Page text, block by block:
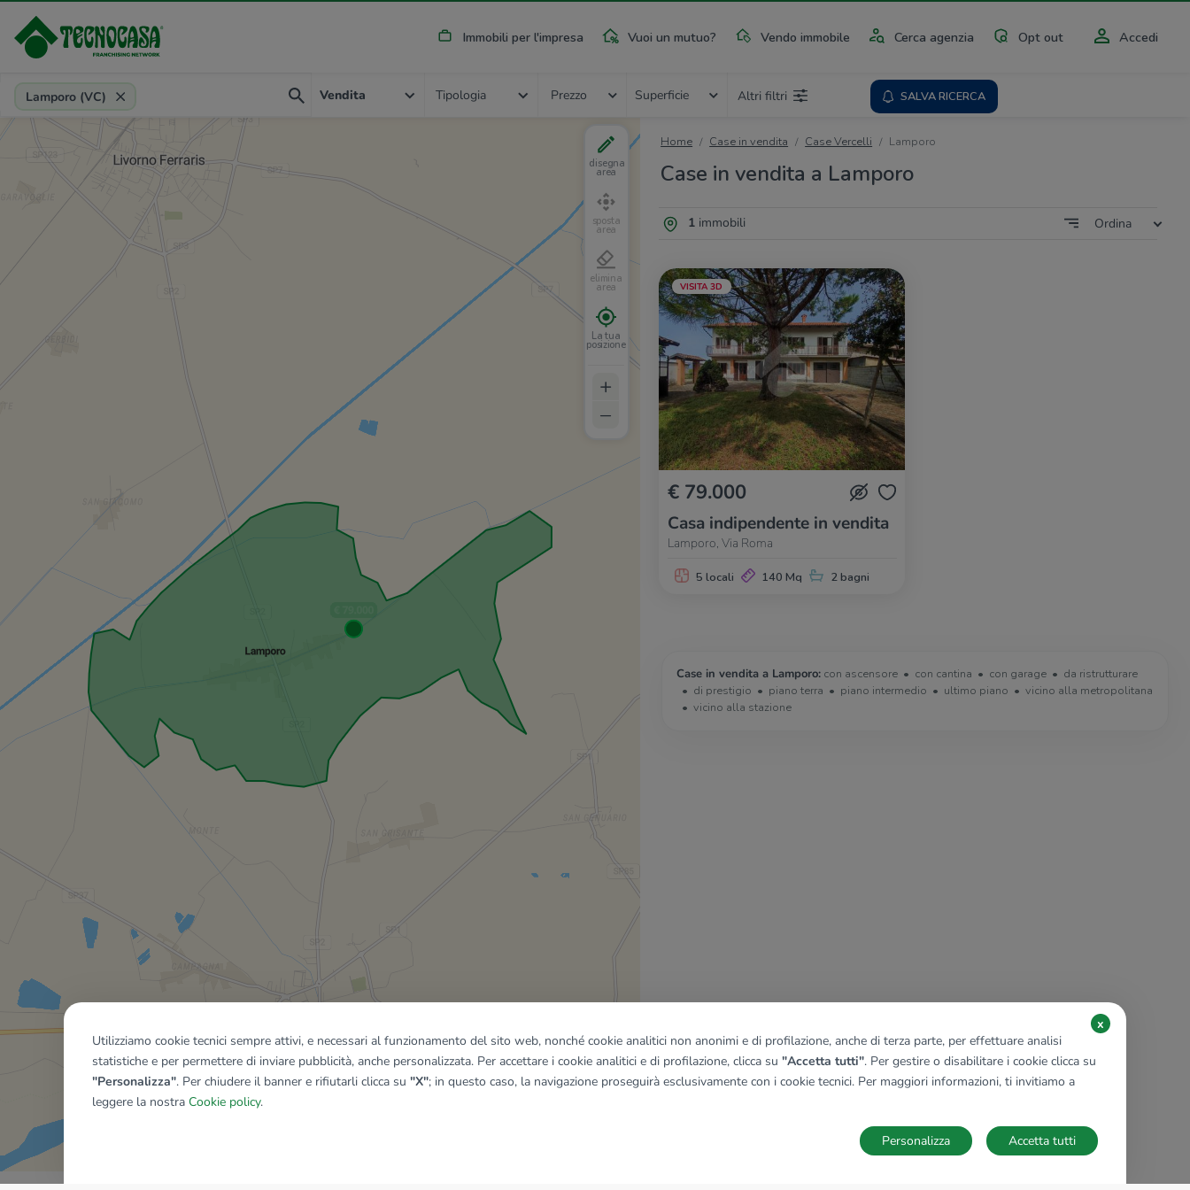
Immobili per l'impresa Vuoi un mutuo? Vendo immobile Cerca agenzia Opt out Accedi
Provincia, comune, zona, riferimento
Lamporo (VC) Vendita Tipologia Prezzo Superficie Altri filtri SALVA RICERCA
Home Case in vendita Case Vercelli Lamporo
Case in vendita a Lamporo
1immobili Ordina
VISITA 3D
€ 79.000
Casa indipendente in vendita
Lamporo, Via Roma
5 locali 140 Mq 2 bagni
Case in vendita a Lamporo: con ascensore con cantina con garage
da ristrutturare
di prestigio
piano terra piano intermedio ultimo piano
vicino alla metropolitana
vicino alla stazione
disegna
area
sposta
area
elimina
area
La tua
posizione
+
–
Mostra tutti gli immobili del riquadro
Utilizziamo cookie tecnici sempre attivi, e necessari al funzionamento del sito web, nonché cookie analitici non anonimi e di profilazione, anche di terza parte, per effettuare analisi
statistiche e per permettere di inviare pubblicità, anche personalizzata. Per accettare i cookie analitici e di profilazione, clicca su "Accetta tutti". Per gestire o disabilitare i cookie clicca su
"Personalizza". Per chiudere il banner e rifiutarli clicca su "X"; in questo caso, la navigazione proseguirà esclusivamente con i cookie tecnici. Per maggiori informazioni, ti invitiamo a
leggere la nostra Cookie policy.
x
Accetta tutti
Personalizza